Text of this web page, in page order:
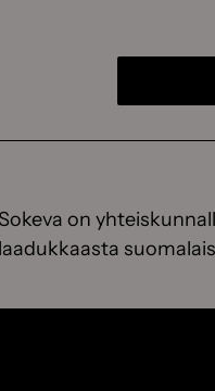
Sokeva on
laadukkaasta